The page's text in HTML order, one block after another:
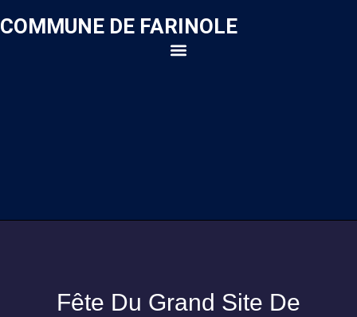
COMMUNE DE FARINOLE
Fête Du Grand Site De